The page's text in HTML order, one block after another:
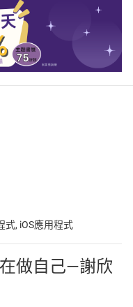
式, iOS應用程式
做自己—謝欣